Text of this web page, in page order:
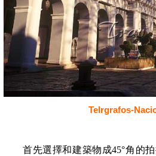
Telrgrafos-
首先選擇和建築物成45°角的